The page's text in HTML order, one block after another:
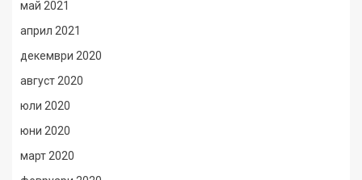
май 2021
април 2021
декември 2020
август 2020
юли 2020
юни 2020
март 2020